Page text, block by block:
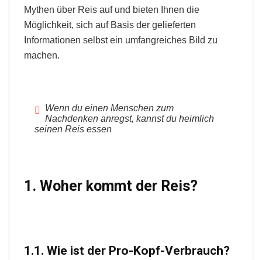
Mythen über Reis auf und bieten Ihnen die
Möglichkeit, sich auf Basis der gelieferten
Informationen selbst ein umfangreiches Bild zu
machen.
Wenn du einen Menschen zum
Nachdenken anregst, kannst du heimlich
seinen Reis essen
1. Woher kommt der Reis?
1.1. Wie ist der Pro-Kopf-Verbrauch?